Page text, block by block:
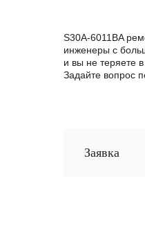
S30A-6011BA
инженеры с
и вы не теряете
Задайте вопрос
Заявка